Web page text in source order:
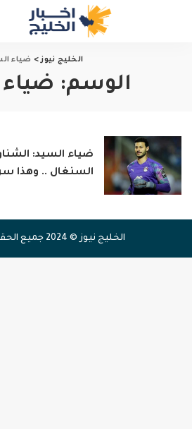
الخليج نيوز> ضياء
الوسم:
ضياء السيد:
السنغال .. وهذا سر
الخليج نيوز © 2024 جميع الحقوق محفوظة.